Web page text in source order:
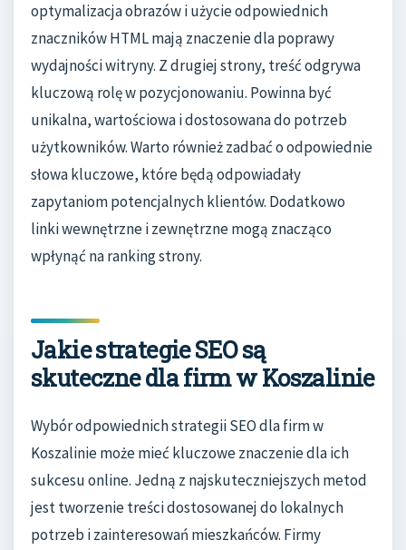
optymalizacja obrazów i użycie odpowiednich
znaczników HTML mają znaczenie dla poprawy
wydajności witryny. Z drugiej strony, treść odgrywa
kluczową rolę w pozycjonowaniu. Powinna być
unikalna, wartościowa i dostosowana do potrzeb
użytkowników. Warto również zadbać o odpowiednie
słowa kluczowe, które będą odpowiadały
zapytaniom potencjalnych klientów. Dodatkowo
linki wewnętrzne i zewnętrzne mogą znacząco
wpłynąć na ranking strony.
Jakie strategie SEO są
skuteczne dla firm w Koszalinie
Wybór odpowiednich strategii SEO dla firm w
Koszalinie może mieć kluczowe znaczenie dla ich
sukcesu online. Jedną z najskuteczniejszych metod
jest tworzenie treści dostosowanej do lokalnych
potrzeb i zainteresowań mieszkańców. Firmy